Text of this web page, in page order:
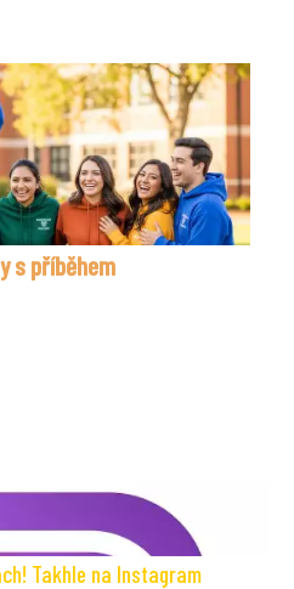
s příběhem
Takhle na Instagram